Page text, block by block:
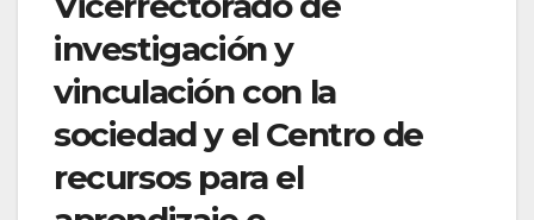
investigación y
vinculación con la
sociedad y el Centro de
recursos para el